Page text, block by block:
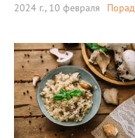
2024 г., 10 февраля